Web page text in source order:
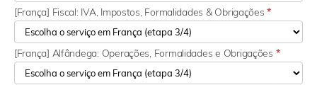
[França] Fiscal: IVA, Impostos, Formalidades & Obrigações*
[França] Alfândega: Operações, Formalidades e Obrigações *